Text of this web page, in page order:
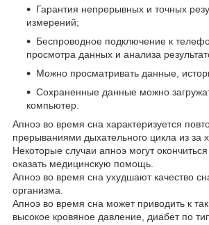
Гарантия непрерывных и точных
измерений;
Беспроводное подключение к
просмотра данных и анализа
Можно просматривать данные,
Сохраненные данные можно
компьютер.
Апноэ во время сна характеризуется
прерываниями дыхательного цикла из за
Некоторые случаи апноэ могут
оказать медицинскую помощь.
Апноэ во время сна ухудшают качество
организма.
Апноэ во время сна может приводить к
высокое кровяное давление, диабет по